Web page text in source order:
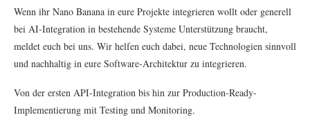
Wenn ihr Nano Banana in eure Projekte integrieren wollt oder generell
bei AI-Integration in bestehende Systeme Unterstützung braucht,
meldet euch bei uns. Wir helfen euch dabei, neue Technologien sinnvoll
und nachhaltig in eure Software-Architektur zu integrieren.
Von der ersten API-Integration bis hin zur Production-Ready-
Implementierung mit Testing und Monitoring.